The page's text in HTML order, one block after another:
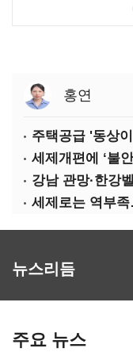
홍연
세제로는 역부
뉴스리듬
주요 뉴스